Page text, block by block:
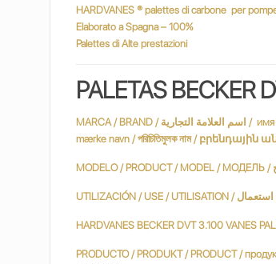
HARDVANES ® palettes di carbone per
Elaborato a Spagna – 100%
Palettes di Alte prestazioni
PALETAS BECKER
MARCA / BRAND / اسم العلامة التجارية / имя бренда / Markenname / Marque / שם מותג / márkanév / marchio / ブランド名 / merknaam / Nazwa handlowa / nume de marcă / varumärke / marka adı / Марка /
mærke navn / পরিচিতিমুলক নাম / բրենդային
HARDVANES BECKER DVT 3.100 VANES